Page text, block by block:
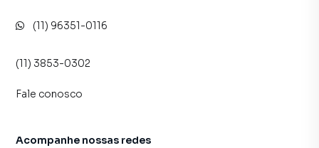
(11) 96351-0116
(11) 3853-0302
Fale conosco
Acompanhe nossas redes